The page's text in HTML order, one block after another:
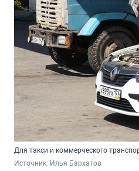
Для такси и коммерческого
Источник: Илья Бархатов